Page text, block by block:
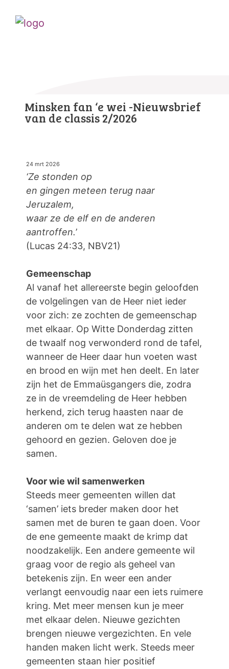
Minsken fan ‘e wei -Nieuwsbrief
van de classis 2/2026
24 mrt 2026
‘Ze stonden op
en gingen meteen terug naar
Jeruzalem,
waar ze de elf en de anderen
aantroffen.’
(Lucas 24:33, NBV21)
Gemeenschap
Al vanaf het allereerste begin geloofden
de volgelingen van de Heer niet ieder
voor zich: ze zochten de gemeenschap
met elkaar. Op Witte Donderdag zitten
de twaalf nog verwonderd rond de tafel,
wanneer de Heer daar hun voeten wast
en brood en wijn met hen deelt. En later
zijn het de Emmaüsgangers die, zodra
ze in de vreemdeling de Heer hebben
herkend, zich terug haasten naar de
anderen om te delen wat ze hebben
gehoord en gezien. Geloven doe je
samen.
Voor wie wil samenwerken
Steeds meer gemeenten willen dat
‘samen’ iets breder maken door het
samen met de buren te gaan doen. Voor
de ene gemeente maakt de krimp dat
noodzakelijk. Een andere gemeente wil
graag voor de regio als geheel van
betekenis zijn. En weer een ander
verlangt eenvoudig naar een iets ruimere
kring. Met meer mensen kun je meer
met elkaar delen. Nieuwe gezichten
brengen nieuwe vergezichten. En vele
handen maken licht werk. Steeds meer
gemeenten staan hier positief